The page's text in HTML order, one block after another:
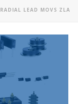
RADIAL LEAD MOVS ZLA